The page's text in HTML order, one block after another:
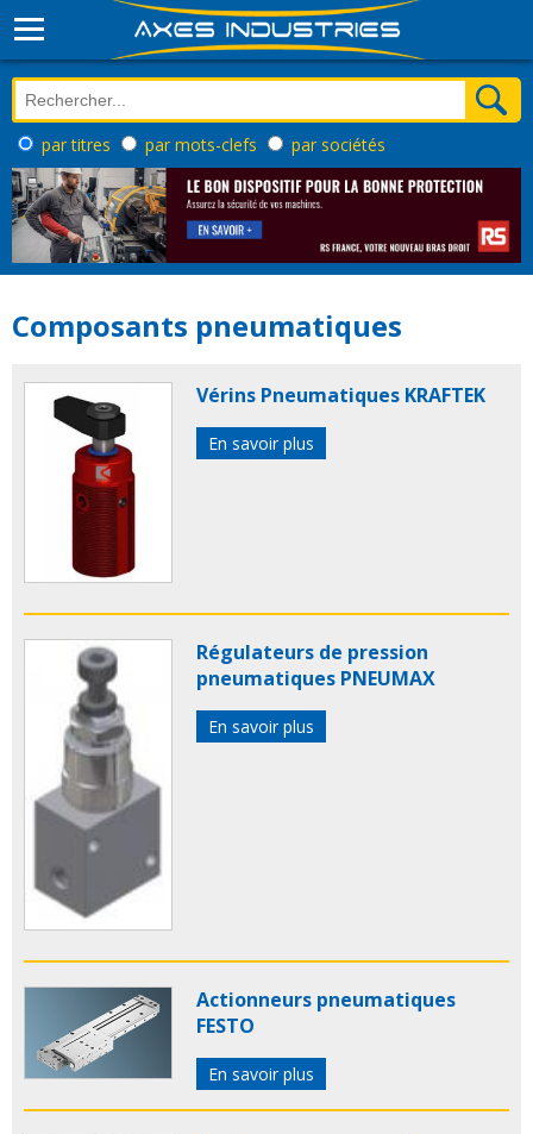
par titres par mots-clefs par sociétés
Composants pneumatiques
Vérins Pneumatiques KRAFTEK
En savoir plus
Régulateurs de pression
pneumatiques PNEUMAX
En savoir plus
Actionneurs pneumatiques
FESTO
En savoir plus